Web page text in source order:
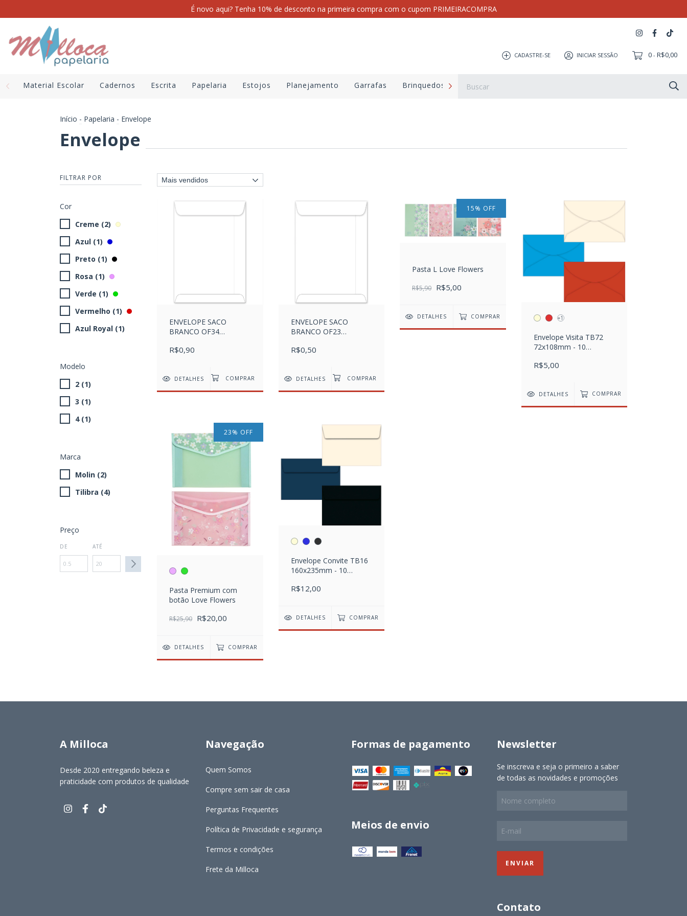
É novo aqui? Tenha 10% de desconto na primeira compra com o cupom PRIMEIRACOMPRA
CADASTRE-SE INICIAR SESSÃO 0 - R$0,00
Material Escolar Cadernos Escrita Papelaria Estojos Planejamento Garrafas Brinquedos Artesanato Eletrônicos
Início - Papelaria - Envelope
Envelope
FILTRAR POR
Cor
Creme (2)
Azul (1)
Preto (1)
Rosa (1)
Verde (1)
Vermelho (1)
Azul Royal (1)
Modelo
2 (1)
3 (1)
4 (1)
Marca
Molin (2)
Tilibra (4)
Preço
DE ATÉ
ENVELOPE SACO
BRANCO OF34
R$0,90
DETALHES
ENVELOPE SACO
BRANCO OF23
R$0,50
DETALHES
15% OFF
Pasta L Love Flowers
R$5,90 R$5,00
DETALHES COMPRAR +1
Envelope Visita TB72
72x108mm - 10
R$5,00
DETALHES COMPRAR
23% OFF
Pasta Premium com
botão Love Flowers
R$25,90 R$20,00
DETALHES COMPRAR
Envelope Convite TB16
160x235mm - 10
R$12,00
DETALHES COMPRAR
A Milloca
Desde 2020 entregando beleza e
praticidade com produtos de qualidade
Navegação
Quem Somos
Compre sem sair de casa
Perguntas Frequentes
Política de Privacidade e segurança
Termos e condições
Frete da Milloca
Formas de pagamento
Meios de envio
Newsletter
Se inscreva e seja o primeiro a saber
de todas as novidades e promoções
Contato